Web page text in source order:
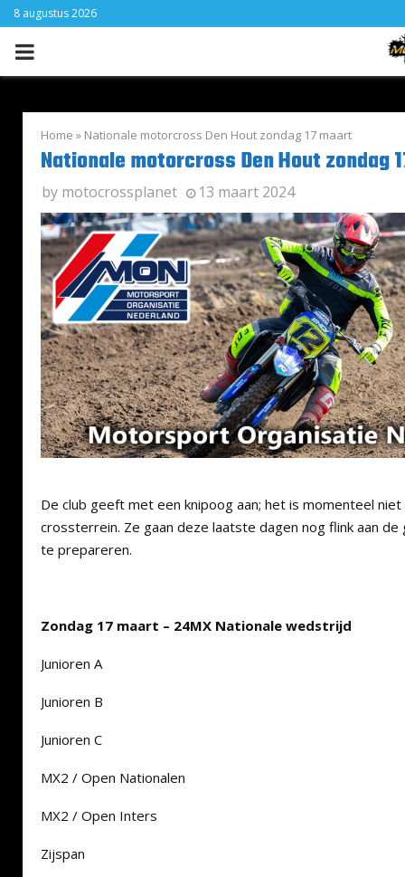
8 augustus 2026
PRIMARY
Home » Nationale motorcross Den Hout zondag 17 maart
Nationale motorcross Den Hout zondag
by motocrossplanet 13 maart 2024
De club geeft met een knipoog aan; het is momenteel
crossterrein. Ze gaan deze laatste dagen nog flink aan de
te prepareren.
Zondag 17 maart – 24MX Nationale wedstrijd
Junioren A
Junioren B
Junioren C
MX2 / Open Nationalen
MX2 / Open Inters
Zijspan